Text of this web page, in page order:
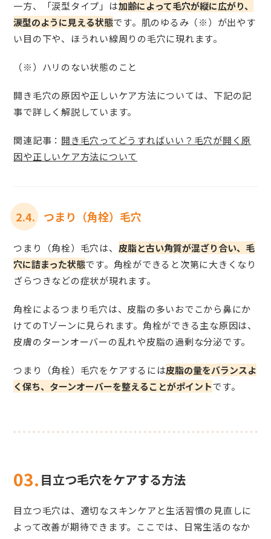
一方、「涙型タイプ」は加齢によって毛穴が縦に広がり、
涙型のように見える状態です。肌のゆるみ（※）が出やす
い目の下や、ほうれい線周りの毛穴に現れます。
（※）ハリのない状態のこと
開き毛穴の原因や正しいケア方法については、下記の記
事で詳しく解説しています。
関連記事： 開き毛穴ってどうすればいい？毛穴が開く原
因や正しいケア方法について
2.4. つまり（角栓）毛穴
つまり（角栓）毛穴は、 皮脂と古い角質が混ざり合い、毛
穴に詰まった状態です。角栓ができると次第に大きくなり
ざらつきなどの症状が現れます。
角栓によるつまり毛穴は、皮脂の多いおでこから鼻にか
けてのTゾーンに見られます。角栓ができる主な原因は、
皮膚のターンオーバーの乱れや皮脂の過剰な分泌です。
つまり（角栓）毛穴をケアするには皮脂の量をバランスよ
く保ち、ターンオーバーを整えることがポイントです。
03. 目立つ毛穴をケアする方法
目立つ毛穴は、適切なスキンケアと生活習慣の見直しに
よって改善が期待できます。ここでは、日常生活のなか